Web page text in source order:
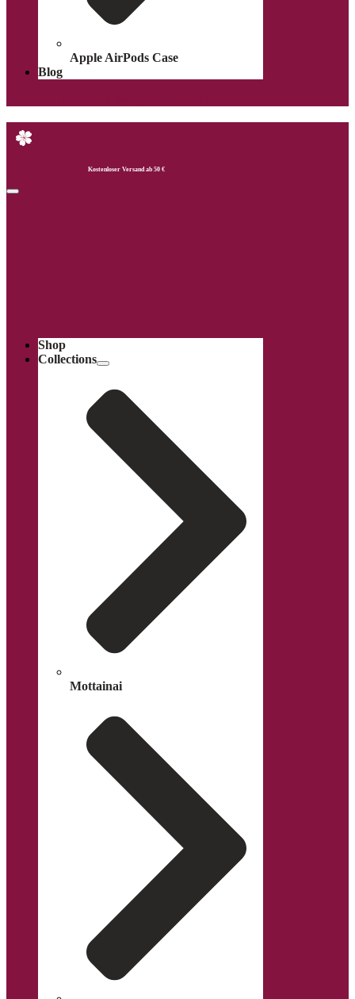
Apple AirPods Case
Blog
Kostenloser Versand ab 50 €
Shop
Collections
Mottainai